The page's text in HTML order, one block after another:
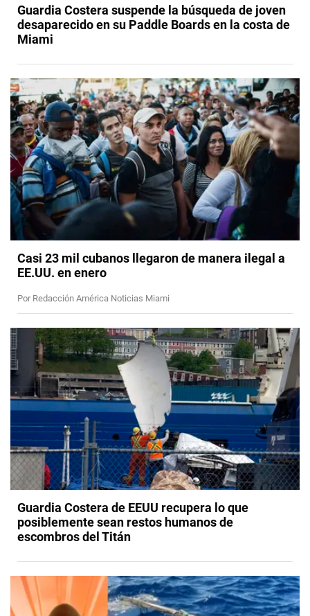
Guardia Costera suspende la búsqueda de joven
desaparecido en su Paddle Boards en la costa de
Miami
Casi 23 mil cubanos llegaron de manera ilegal a
EE.UU. en enero
Por Redacción América Noticias Miami
Guardia Costera de EEUU recupera lo que
posiblemente sean restos humanos de
escombros del Titán